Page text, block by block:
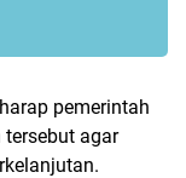
pemerintah
agar